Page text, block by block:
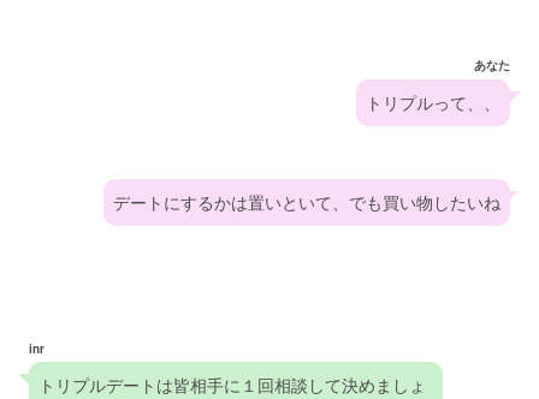
あなた
トリプルって、、
デートにするかは置いといて、でも買い物したいね
inr
トリプルデートは皆相手に１回相談して決めましょ